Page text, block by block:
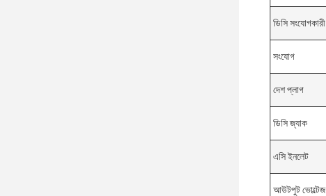
ডিসি সংযোগকারী
সংযোগ
দেশ প্লাগ
ডিসি জ্যাক
এসি ইনলেট
আউটপুট ভোল্টেজ